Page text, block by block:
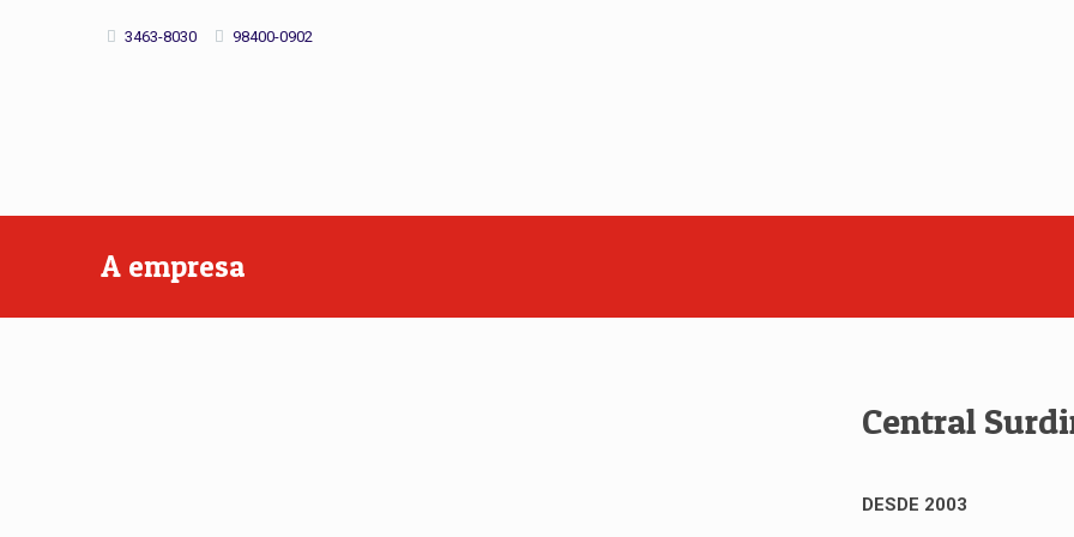
3463-8030 98400-0902
A empresa
Central
DESDE 2003